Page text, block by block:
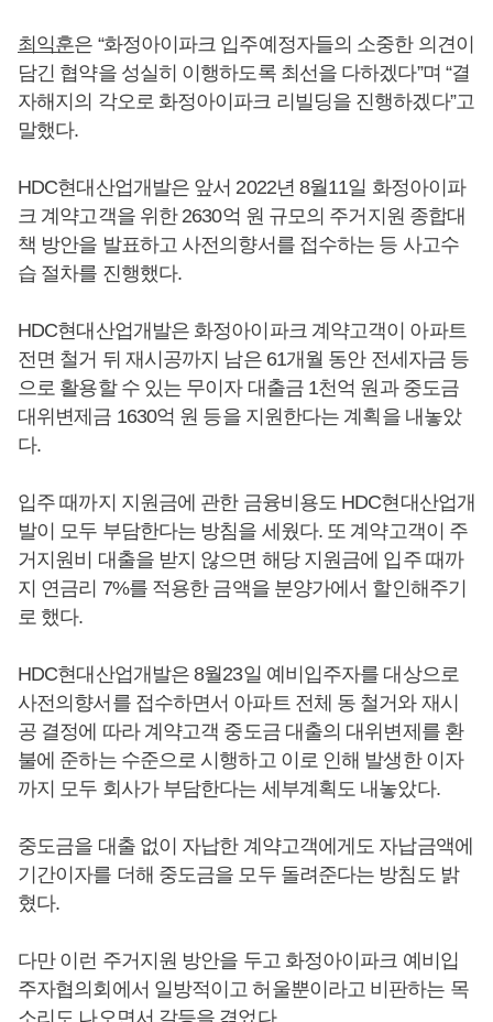
최익훈은 “화정아이파크 입주예정자들의 소중한 의견이
담긴 협약을 성실히 이행하도록 최선을 다하겠다”며 “결
자해지의 각오로 화정아이파크 리빌딩을 진행하겠다”고
말했다.
HDC현대산업개발은 앞서 2022년 8월11일 화정아이파
크 계약고객을 위한 2630억 원 규모의 주거지원 종합대
책 방안을 발표하고 사전의향서를 접수하는 등 사고수
습 절차를 진행했다.
HDC현대산업개발은 화정아이파크 계약고객이 아파트
전면 철거 뒤 재시공까지 남은 61개월 동안 전세자금 등
으로 활용할 수 있는 무이자 대출금 1천억 원과 중도금
대위변제금 1630억 원 등을 지원한다는 계획을 내놓았
다.
입주 때까지 지원금에 관한 금융비용도 HDC현대산업개
발이 모두 부담한다는 방침을 세웠다. 또 계약고객이 주
거지원비 대출을 받지 않으면 해당 지원금에 입주 때까
지 연금리 7%를 적용한 금액을 분양가에서 할인해주기
로 했다.
HDC현대산업개발은 8월23일 예비입주자를 대상으로
사전의향서를 접수하면서 아파트 전체 동 철거와 재시
공 결정에 따라 계약고객 중도금 대출의 대위변제를 환
불에 준하는 수준으로 시행하고 이로 인해 발생한 이자
까지 모두 회사가 부담한다는 세부계획도 내놓았다.
중도금을 대출 없이 자납한 계약고객에게도 자납금액에
기간이자를 더해 중도금을 모두 돌려준다는 방침도 밝
혔다.
다만 이런 주거지원 방안을 두고 화정아이파크 예비입
주자협의회에서 일방적이고 허울뿐이라고 비판하는 목
소리도 나오면서 갈등을 겪었다.